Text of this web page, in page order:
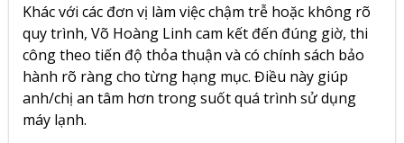
Khác với các đơn vị làm việc chậm trễ hoặc không rõ
quy trình, Võ Hoàng Linh cam kết đến đúng giờ, thi
công theo tiến độ thỏa thuận và có chính sách bảo
hành rõ ràng cho từng hạng mục. Điều này giúp
anh/chị an tâm hơn trong suốt quá trình sử dụng
máy lạnh.